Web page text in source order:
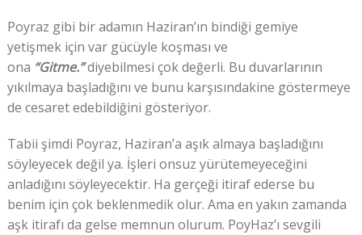
Poyraz gibi bir adamın Haziran’ın bindiği gemiye
yetişmek için var gücüyle koşması ve
ona “Gitme.”diyebilmesi çok değerli. Bu duvarlarının
yıkılmaya başladığını ve bunu karşısındakine göstermeye
de cesaret edebildiğini gösteriyor.
Tabii şimdi Poyraz, Haziran’a aşık almaya başladığını
söyleyecek değil ya. İşleri onsuz yürütemeyeceğini
anladığını söyleyecektir. Ha gerçeği itiraf ederse bu
benim için çok beklenmedik olur. Ama en yakın zamanda
aşk itirafı da gelse memnun olurum. PoyHaz’ı sevgili